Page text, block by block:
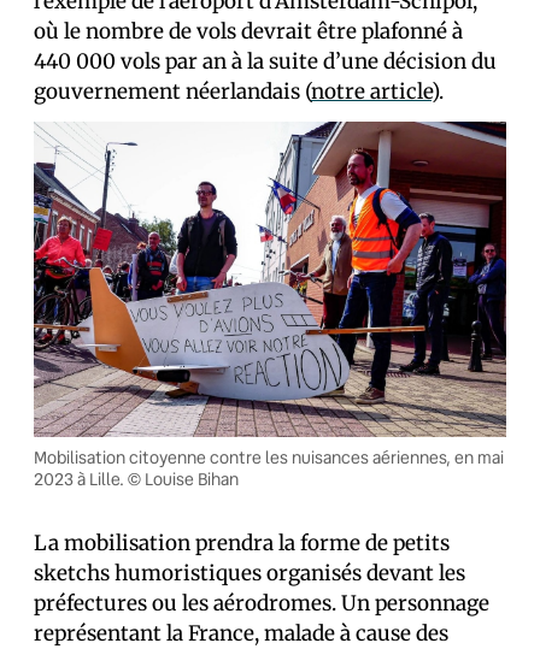
où le nombre de vols devrait être plafonné à
440 000 vols par an à la suite d’une décision du
gouvernement néerlandais (notre article).
Mobilisation citoyenne contre les nuisances aériennes, en mai
2023 à Lille. © Louise Bihan
La mobilisation prendra la forme de petits
sketchs humoristiques organisés devant les
préfectures ou les aérodromes. Un personnage
représentant la France, malade à cause des